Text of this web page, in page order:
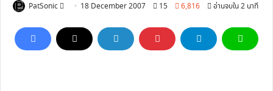
PatSonic
Follow18 December 2007 15 6,816 อ่านจบใน 2 นาที